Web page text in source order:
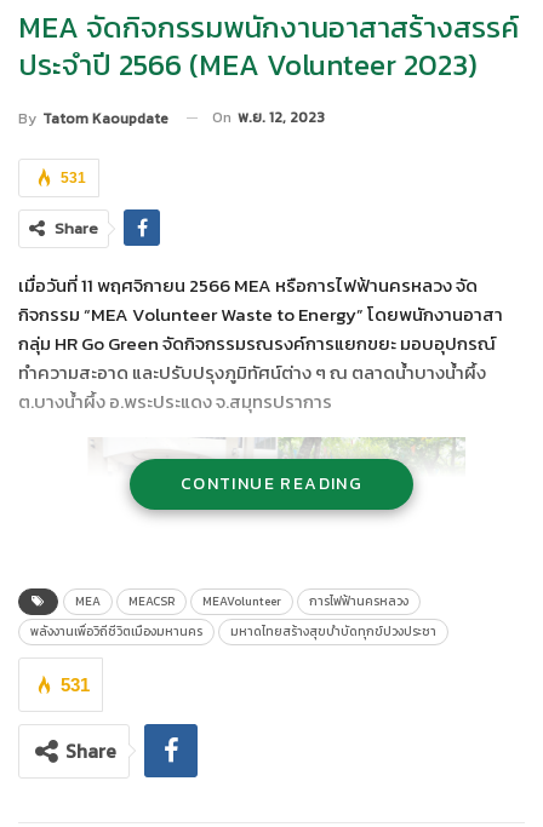
MEA จัดกิจกรรมพนักงานอาสาสร้างสรรค์
ประจำปี 2566 (MEA Volunteer 2023)
By Tatom Kaoupdate On พ.ย. 12, 2023
531
Share
เมื่อวันที่ 11 พฤศจิกายน 2566 MEA หรือการไฟฟ้านครหลวง จัด
กิจกรรม “MEA Volunteer Waste to Energy” โดยพนักงานอาสา
กลุ่ม HR Go Green จัดกิจกรรมรณรงค์การแยกขยะ มอบอุปกรณ์
ทำความสะอาด และปรับปรุงภูมิทัศน์ต่าง ๆ ณ ตลาดน้ำบางน้ำผึ้ง
ต.บางน้ำผึ้ง อ.พระประแดง จ.สมุทรปราการ
MEA ในฐานะหน่วยงานรัฐวิสาหกิจ สังกัดกระทรวงมหาดไทย มีหน้าที่
CONTINUE READING
MEA MEACSR MEAVolunteer
การไฟฟ้านครหลวง
พลังงานเพื่อวิถีชีวิตเมืองมหานคร
มหาดไทยสร้างสุขบำบัดทุกข์ปวงประชา
531
Share